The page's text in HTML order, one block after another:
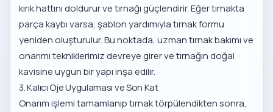
kırık hattını doldurur ve tırnağı güçlendirir. Eğer tırnakta
parça kaybı varsa, şablon yardımıyla tırnak formu
yeniden oluşturulur. Bu noktada, uzmantırnak bakımı ve
onarımıtekniklerimiz devreye girer ve tırnağın doğal
kavisine uygun bir yapı inşa edilir.
3. Kalıcı Oje Uygulaması ve Son Kat
Onarım işlemi tamamlanıp tırnak törpülendikten sonra,